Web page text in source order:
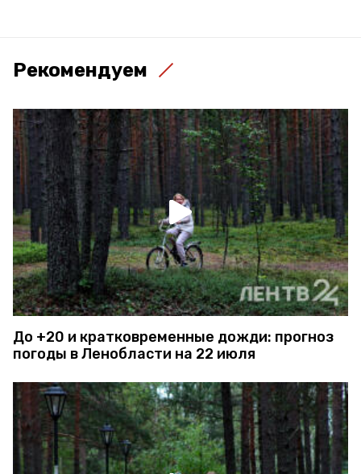
Рекомендуем
До +20 и кратковременные дожди: прогноз
погоды в Ленобласти на 22 июля